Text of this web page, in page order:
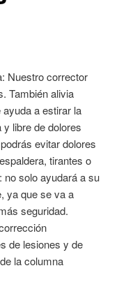
Nuestro corrector
También alivia
a estirar la
libre de dolores
evitar dolores
tirantes o
no solo ayudará a su
ya que se va a
seguridad.
de lesiones y de
la columna